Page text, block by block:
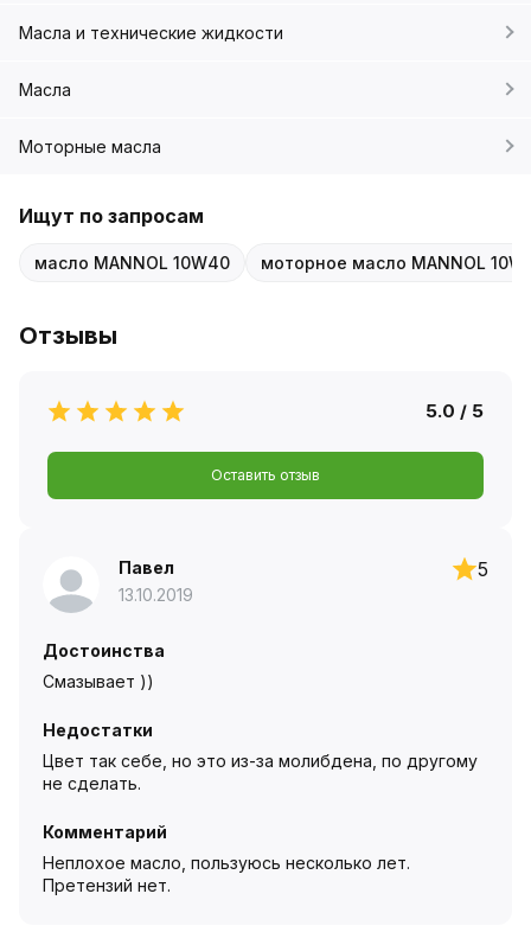
Масла и технические жидкости
Масла
Моторные масла
Ищут по запросам
масло MANNOL 10W40 моторное масло MANNOL
Отзывы
5.0 / 5
Оставить отзыв
Павел
13.10.2019
5
Достоинства
Смазывает ))
Недостатки
Цвет так себе, но это из-за молибдена, по другому
не сделать.
Комментарий
Неплохое масло, пользуюсь несколько лет.
Претензий нет.